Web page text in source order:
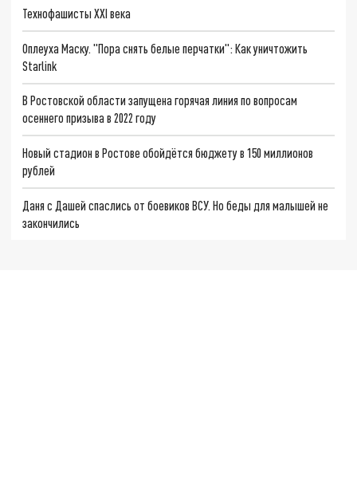
Технофашисты XXI века
Оплеуха Маску. "Пора снять белые перчатки": Как уничтожить
Starlink
В Ростовской области запущена горячая линия по вопросам
осеннего призыва в 2022 году
Новый стадион в Ростове обойдётся бюджету в 150 миллионов
рублей
Даня с Дашей спаслись от боевиков ВСУ. Но беды для малышей не
закончились